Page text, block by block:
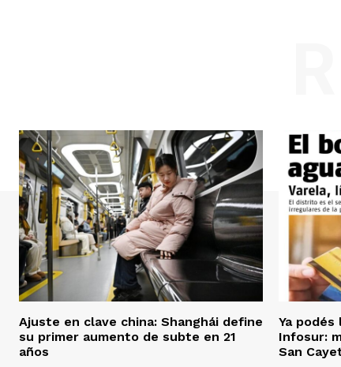
Ajuste en clave china: Shanghái define
su primer aumento de subte en 21
años
Ya
Infosur:
San